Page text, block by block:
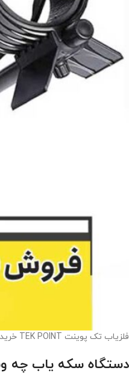
فلزیاب تک پوینت TEK POINT خریدوفروش فلزیاب و طلایاب در کهن گنجیاب
دستگاه سکه یاب چه